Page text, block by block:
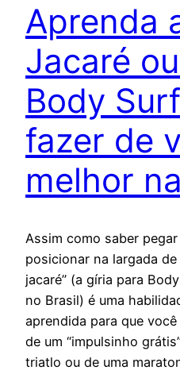
Aprenda
Jacaré
Body
fazer de
melhor
Assim como saber
posicionar na largada
jacaré” (a gíria para
no Brasil) é uma
aprendida para que
de um “impulsinho
triatlo ou de uma